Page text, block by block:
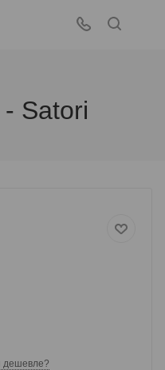
Satori
дешевле?